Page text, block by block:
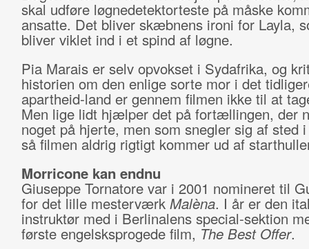
skal udføre løgnedetektorteste på måske
ansatte. Det bliver skæbnens ironi for Layla,
bliver viklet ind i et spind af løgne.
Pia Marais er selv opvokset i Sydafrika, og
historien om den enlige sorte mor i det
apartheid-land er gennem filmen ikke til at
Men lige lidt hjælper det på fortællingen, der
noget på hjerte, men som snegler sig af sted
så filmen aldrig rigtigt kommer ud af
Morricone kan endnu
Giuseppe Tornatore var i 2001 nomineret til
for det lille mesterværk Malèna. I år er den
instruktør med i Berlinalens special-sektion
første engelsksprogede film, The Best Offer.